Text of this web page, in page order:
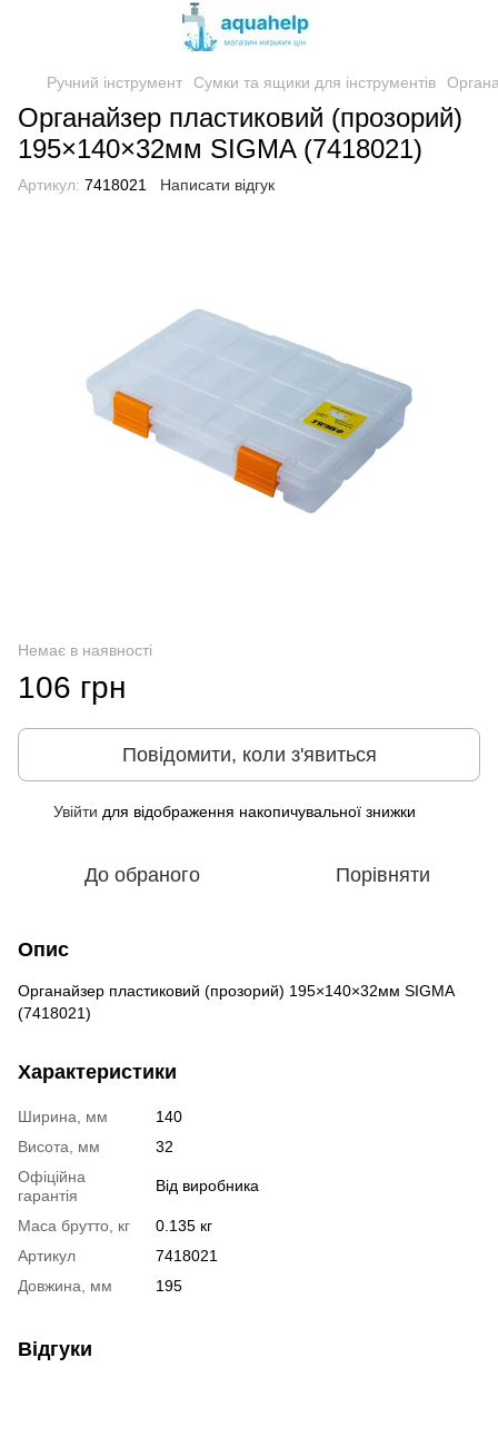
Ручний інструмент Сумки та ящики для інструментів
Органайзер пластиковий (прозорий)
195×140×32мм SIGMA (7418021)
Артикул: 7418021 Написати відгук
Немає в наявності
106 грн
Повідомити, коли з'явиться
Увійти для відображення накопичувальної знижки
До обраного Порівняти
Опис
Органайзер пластиковий (прозорий) 195×140×32мм SIGMA
(7418021)
Характеристики
Ширина, мм
140
Висота, мм
32
Офіційна
гарантія
Від виробника
Маса брутто, кг
0.135 кг
Артикул
7418021
Довжина, мм
195
Відгуки